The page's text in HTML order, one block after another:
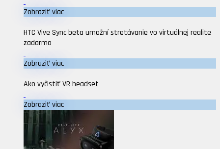
Zobraziť viac
HTC Vive Sync beta umožní stretávanie vo virtuálnej realite
zadarmo
Zobraziť viac
Ako vyčistiť VR headset
Zobraziť viac